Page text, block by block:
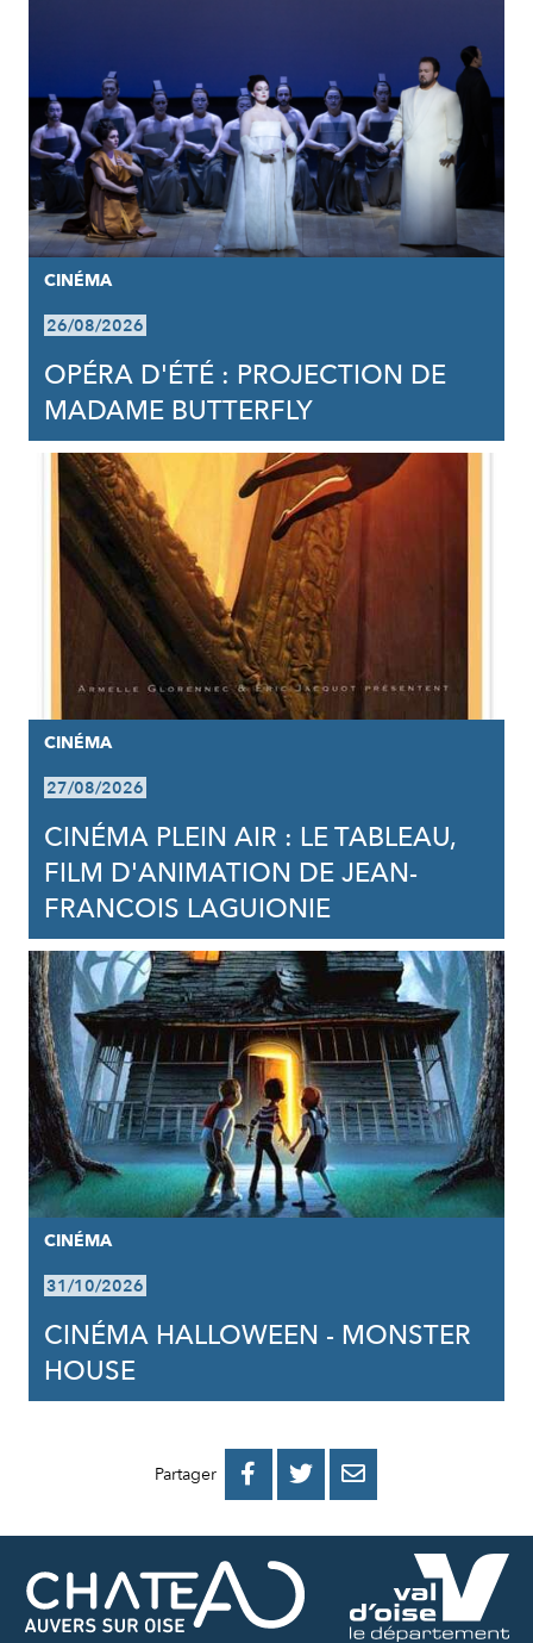
CINÉMA
26/08/2026
OPÉRA D'ÉTÉ : PROJECTION DE
MADAME BUTTERFLY
CINÉMA
27/08/2026
CINÉMA PLEIN AIR : LE TABLEAU,
FILM D'ANIMATION DE JEAN-
FRANCOIS LAGUIONIE
CINÉMA
31/10/2026
CINÉMA HALLOWEEN - MONSTER
HOUSE
Partager 
PARTAGER
FACEBOOK
PARTAGER
PARTAGER
MAIL